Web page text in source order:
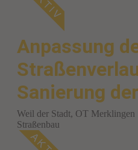
Anpassung
Sanierung
Weil der Stadt, OT Merklingen
Straßenbau